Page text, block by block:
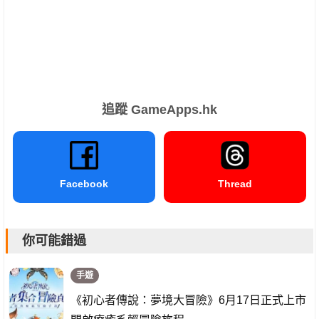
追蹤 GameApps.hk
Facebook Thread
你可能錯過
手遊
《初心者傳說：夢境大冒險》6月17日正式上市